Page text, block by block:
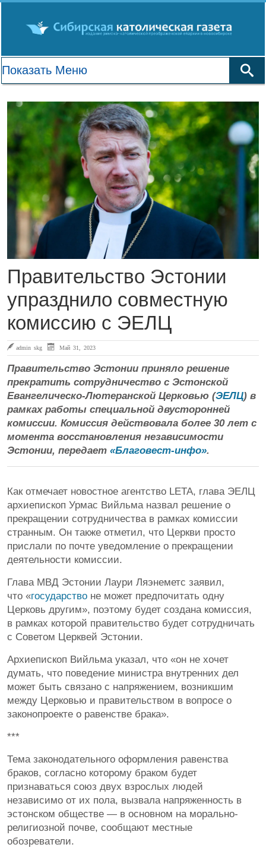
Правительство Эстонии
упразднилo совместную
комиссию с ЭЕЛЦ
admin skg Май 31, 2023
Правительство Эстонии приняло решение
прекратить сотрудничество с Эстонской
Евангелическо-Лютеранской Церковью (ЭЕЛЦ) в
рамках работы специальной двусторонней
комиссии. Комиссия действовала более 30 лет с
момента восстановления независимости
Эстонии, передает «Благовест-инфо».
Как отмечает новостное агентство LETA, глава ЭЕЛЦ
архиепископ Урмас Вийльма назвал решение о
прекращении сотрудничества в рамках комиссии
странным. Он также отметил, что Церкви просто
прислали по почте уведомление о прекращении
деятельности комиссии.
Глава МВД Эстонии Лаури Ляэнеметс заявил,
что «государство не может предпочитать одну
Церковь другим», поэтому будет создана комиссия,
в рамках которой правительство будет сотрудничать
с Советом Церквей Эстонии.
Архиепископ Вийльма указал, что «он не хочет
думать, что поведение министра внутренних дел
может быть связано с напряжением, возникшим
между Церковью и правительством в вопросе о
законопроекте о равенстве брака».
***
Тема законодательного оформления равенства
браков, согласно которому браком будет
признаваться союз двух взрослых людей
независимо от их пола, вызвала напряженность в
эстонском обществе — в основном на морально-
религиозной почве, сообщают местные
обозреватели.